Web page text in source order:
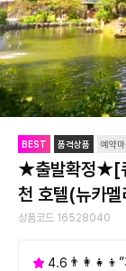
BEST 품격상품 예약
★출발확정★[
천 호텔(뉴카멜
상품코드 16528040
4.6 👨‍👩‍👧‍👦”